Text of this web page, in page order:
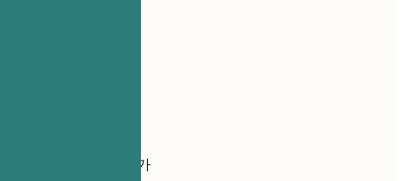
변화 관리 전문가